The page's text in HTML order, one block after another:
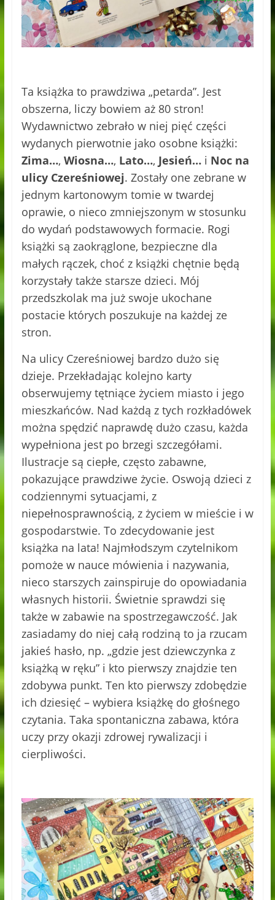
Ta książka to prawdziwa „petarda”. Jest
obszerna, liczy bowiem aż 80 stron!
Wydawnictwo zebrało w niej pięć części
wydanych pierwotnie jako osobne książki:
Zima…, Wiosna…, Lato…, Jesień…i Noc na
ulicy Czereśniowej. Zostały one zebrane w
jednym kartonowym tomie w twardej
oprawie, o nieco zmniejszonym w stosunku
do wydań podstawowych formacie. Rogi
książki są zaokrąglone, bezpieczne dla
małych rączek, choć z książki chętnie będą
korzystały także starsze dzieci. Mój
przedszkolak ma już swoje ukochane
postacie których poszukuje na każdej ze
stron.
Na ulicy Czereśniowej bardzo dużo się
dzieje. Przekładając kolejno karty
obserwujemy tętniące życiem miasto i jego
mieszkańców. Nad każdą z tych rozkładówek
można spędzić naprawdę dużo czasu, każda
wypełniona jest po brzegi szczegółami.
Ilustracje są ciepłe, często zabawne,
pokazujące prawdziwe życie. Oswoją dzieci z
codziennymi sytuacjami, z
niepełnosprawnością, z życiem w mieście i w
gospodarstwie. To zdecydowanie jest
książka na lata! Najmłodszym czytelnikom
pomoże w nauce mówienia i nazywania,
nieco starszych zainspiruje do opowiadania
własnych historii. Świetnie sprawdzi się
także w zabawie na spostrzegawczość. Jak
zasiadamy do niej całą rodziną to ja rzucam
jakieś hasło, np. „gdzie jest dziewczynka z
książką w ręku” i kto pierwszy znajdzie ten
zdobywa punkt. Ten kto pierwszy zdobędzie
ich dziesięć – wybiera książkę do głośnego
czytania. Taka spontaniczna zabawa, która
uczy przy okazji zdrowej rywalizacji i
cierpliwości.